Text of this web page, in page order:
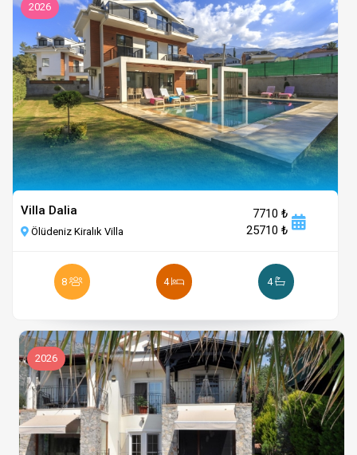
2026
Villa Dalia
Ölüdeniz Kiralık Villa
7710 ₺
25710 ₺
8 4 4
2026